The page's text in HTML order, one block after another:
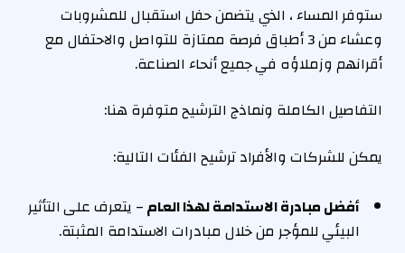
ستوفر المساء ، الذي يتضمن حفل استقبال للمشروبات
وعشاء من 3 أطباق فرصة ممتازة للتواصل والاحتفال مع
أقرانهم وزملاؤه في جميع أنحاء الصناعة.
التفاصيل الكاملة ونماذج الترشيح متوفرة هنا:
يمكن للشركات والأفراد ترشيح الفئات التالية:
أفضل مبادرة الاستدامة لهذا العام– يتعرف على التأثير
البيئي للمؤجر من خلال مبادرات الاستدامة المثبتة.